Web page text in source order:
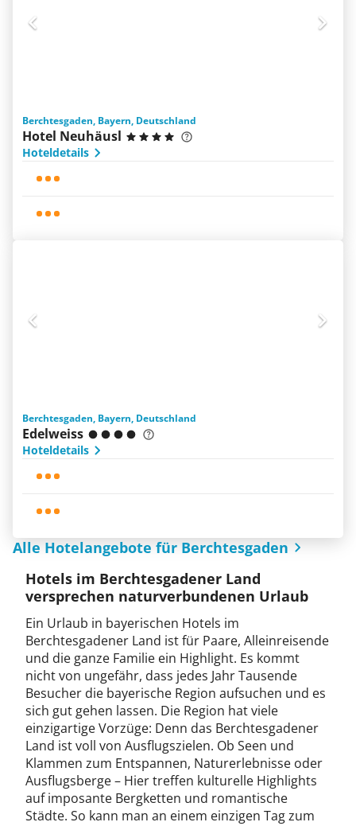
Berchtesgaden, Bayern, Deutschland
Hotel Neuhäusl
Hoteldetails
Berchtesgaden, Bayern, Deutschland
Edelweiss
Hoteldetails
Alle Hotelangebote für Berchtesgaden
Hotels im Berchtesgadener Land
versprechen naturverbundenen Urlaub
Ein Urlaub in bayerischen Hotels im
Berchtesgadener Land ist für Paare, Alleinreisende
und die ganze Familie ein Highlight. Es kommt
nicht von ungefähr, dass jedes Jahr Tausende
Besucher die bayerische Region aufsuchen und es
sich gut gehen lassen. Die Region hat viele
einzigartige Vorzüge: Denn das Berchtesgadener
Land ist voll von Ausflugszielen. Ob Seen und
Klammen zum Entspannen, Naturerlebnisse oder
Ausflugsberge – Hier treffen kulturelle Highlights
auf imposante Bergketten und romantische
Städte. So kann man an einem einzigen Tag zum